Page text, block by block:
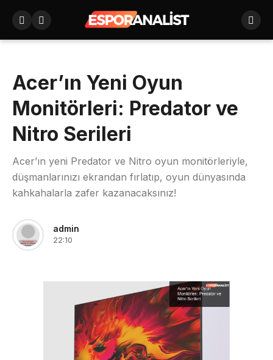
Acer’ın Yeni Oyun
Monitörleri: Predator ve
Nitro Serileri
Acer’ın yeni Predator ve Nitro oyun monitörleriyle,
düşmanlarınızı ekrandan fırlatıp, oyun dünyasında
kahkahalarla zafer kazanacaksınız!
admin
22:10